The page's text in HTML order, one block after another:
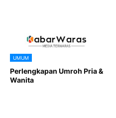
UMUM
Perlengkapan Umroh Pria &
Wanita